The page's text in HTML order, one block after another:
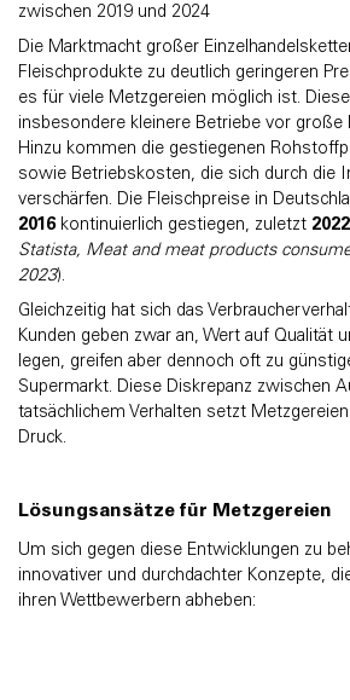
Die Marktmacht großer
Fleischprodukte zu deutlich geringeren
es für viele Metzgereien möglich ist.
insbesondere kleinere Betriebe vor große
Hinzu kommen die gestiegenen
sowie Betriebskosten, die sich durch die
verschärfen. Die Fleischpreise in
2016kontinuierlich gestiegen, zuletzt
Statista, Meat and meat products
2023).
Gleichzeitig hat sich das
Kunden geben zwar an, Wert auf Qualität
legen, greifen aber dennoch oft zu
Supermarkt. Diese Diskrepanz zwischen
tatsächlichem Verhalten setzt
Druck.
Lösungsansätze für Metzgereien
Um sich gegen diese Entwicklungen zu
innovativer und durchdachter Konzepte,
ihren Wettbewerbern abheben: